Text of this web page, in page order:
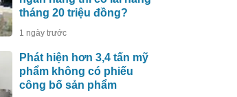
tháng 20 triệu đồng?
1 ngày trước
Phát hiện hơn 3,4 tấn mỹ
phẩm không có phiếu
công bố sản phẩm